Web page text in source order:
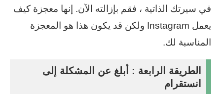
في سيرتك الذاتية ، فقم بإزالته الآن. إنها معجزة كيف
يعمل Instagram ولكن قد يكون هذا هو المعجزة
المناسبة لك.
الطريقة الرابعة : أبلغ عن المشكلة إلى
انستقرام